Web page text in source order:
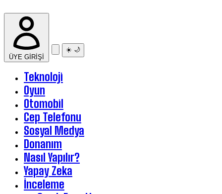
ÜYE GİRİŞİ
☀️ 🌙
Teknoloji
Oyun
Otomobil
Cep Telefonu
Sosyal Medya
Donanım
Nasıl Yapılır?
Yapay Zeka
İnceleme